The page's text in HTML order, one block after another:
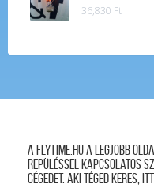
36,830 Ft
A FLYTIME.HU a legjobb
repüléssel kapcsolatos
cégedet. Aki téged keres,